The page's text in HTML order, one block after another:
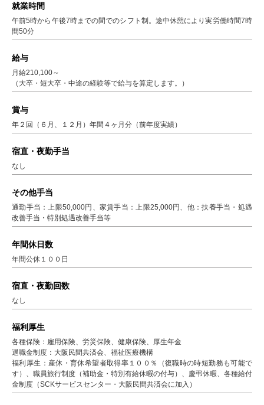
就業時間
午前5時から午後7時までの間でのシフト制。途中休憩により実労働時間7時
間50分
給与
月給210,100～
（大卒・短大卒・中途の経験等で給与を算定します。）
賞与
年２回（６月、１２月）年間４ヶ月分（前年度実績）
宿直・夜勤手当
なし
その他手当
通勤手当：上限50,000円、家賃手当：上限25,000円、他：扶養手当・処遇
改善手当・特別処遇改善手当等
年間休日数
年間公休１００日
宿直・夜勤回数
なし
福利厚生
各種保険：雇用保険、労災保険、健康保険、厚生年金
退職金制度：大阪民間共済会、福祉医療機構
福利厚生：産休・育休希望者取得率１００％（復職時の時短勤務も可能で
す）、職員旅行制度（補助金・特別有給休暇の付与）、慶弔休暇、各種給付
金制度（SCKサービスセンター・大阪民間共済会に加入）